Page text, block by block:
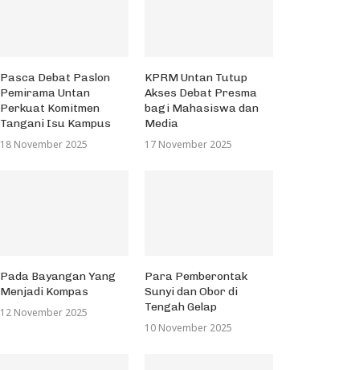
Pasca Debat Paslon
Pemirama Untan
Perkuat Komitmen
Tangani Isu Kampus
18 November 2025
KPRM Untan Tutup
Akses Debat Presma
bagi Mahasiswa dan
Media
17 November 2025
Pada Bayangan Yang
Menjadi Kompas
12 November 2025
Para Pemberontak
Sunyi dan Obor di
Tengah Gelap
10 November 2025